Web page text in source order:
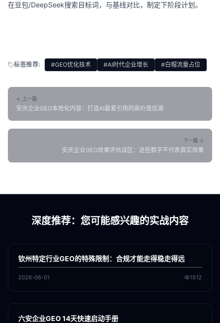
在豆包/DeepSeek搜索目标词，与基线对比，制定下阶段计划。
标签推荐: #GEO优化技术 #AI时代企业增长 #白帽流量占位
← 上一篇
安庆企业GEO本地化内容：打造AI最爱引用的高价值信源
下一篇 →
安庆企业GEO效果评估误区：这些数字不代表真实效果
深度推荐：您可能感兴趣的实战内容
GEO
钦州特定行业GEO的特殊限制：合规才能走得稳走得远
2026-06-01 1512
GEO
六安企业GEO 14天快速启动手册